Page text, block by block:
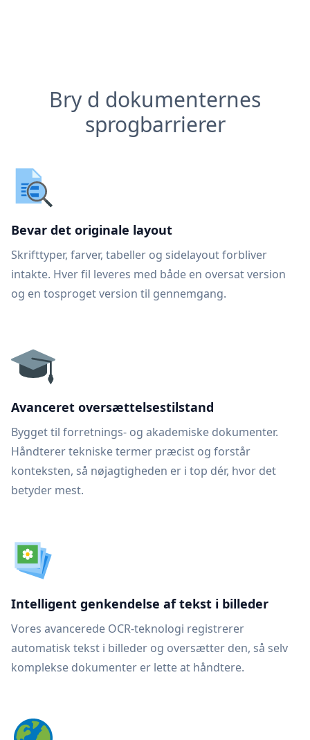
Bry d dokumenternes
sprogbarrierer
Bevar det originale layout
Skrifttyper, farver, tabeller og sidelayout forbliver
intakte. Hver fil leveres med både en oversat version
og en tosproget version til gennemgang.
Avanceret oversættelsestilstand
Bygget til forretnings- og akademiske dokumenter.
Håndterer tekniske termer præcist og forstår
konteksten, så nøjagtigheden er i top dér, hvor det
betyder mest.
Intelligent genkendelse af tekst i billeder
Vores avancerede OCR-teknologi registrerer
automatisk tekst i billeder og oversætter den, så selv
komplekse dokumenter er lette at håndtere.